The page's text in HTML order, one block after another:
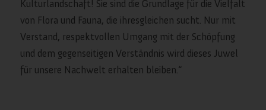
Blockieren einiger Arten von Cookies
Auswirkungen auf Ihre Erfahrung auf unseren
Webseite und auf die Dienste haben kann, die
wir anbieten können.
Kulturlandschaft! Sie sind die Grundlage für die Vielfalt
von Flora und Fauna, die ihresgleichen sucht. Nur mit
Verstand, respektvollen Umgang mit der Schöpfung
und dem gegenseitigen Verständnis wird dieses Juwel
für unsere Nachwelt erhalten bleiben.“